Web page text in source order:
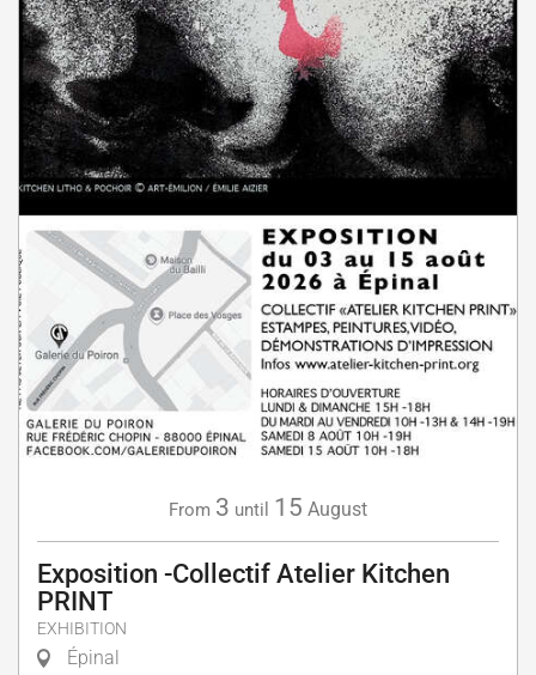
From 3 until 15 August
Exposition -Collectif Atelier Kitchen
PRINT
EXHIBITION
Épinal